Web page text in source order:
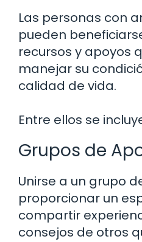
Las personas con
pueden
recursos y apoyos
manejar su
calidad de vida.
Entre ellos se
Grupos de
Unirse a un grupo
proporcionar un
compartir
consejos de otros